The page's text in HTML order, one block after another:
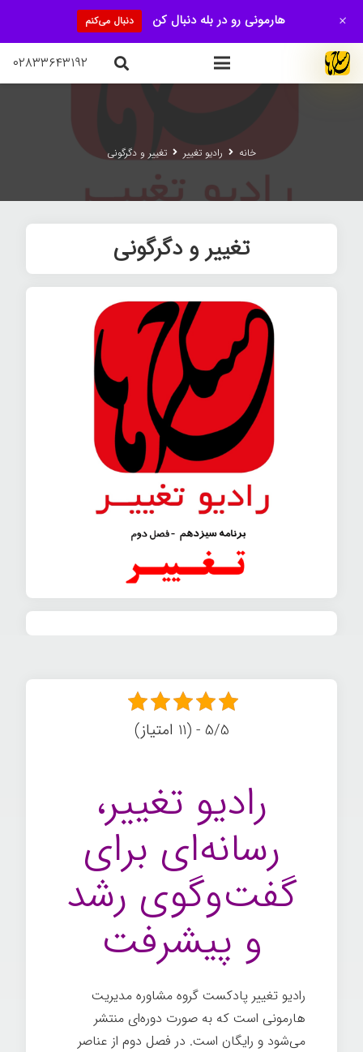
۰۲۸۳۳۶۴۳۱۹۲
خانه رادیو تغییر تغییر و دگرگونی
تغییر و دگرگونی
5/5 - (11 امتیاز)
رادیو تغییر،
رسانه‌ای برای
گفت‌وگوی رشد
و پیشرفت
رادیو تغییر پادکست گروه مشاوره مدیریت
هارمونی است که به صورت دوره‌ای منتشر
می‌شود و رایگان است. در فصل دوم از عناصر
هارمونی رو در بله دنبال کن دنبال می‌کنم +